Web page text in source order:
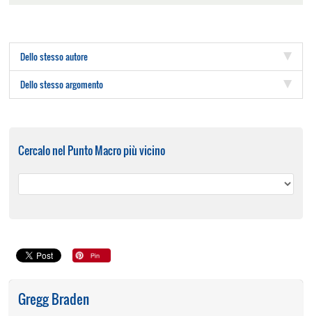
Dello stesso autore
Dello stesso argomento
Cercalo nel Punto Macro più vicino
Gregg Braden